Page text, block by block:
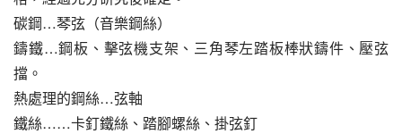
碳鋼…琴弦（音樂鋼絲）
鑄鐵…鋼板、擊弦機支架、三角琴左踏板棒狀鑄件、壓弦
擋。
熱處理的鋼絲…弦軸
鐵絲……卡釘鐵絲、踏腳螺絲、掛弦釘